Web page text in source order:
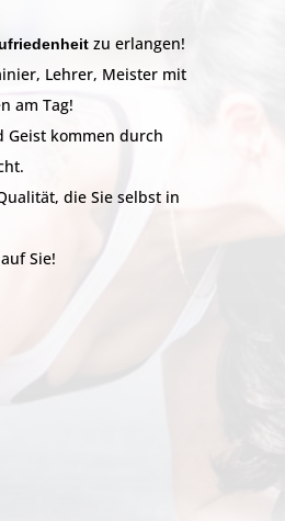
zu erlangen!
Lehrer, Meister mit
am Tag!
kommen durch
die Sie selbst in
Sie!